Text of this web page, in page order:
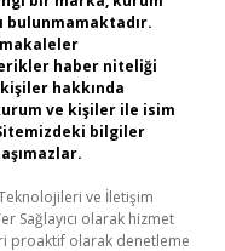
bulunmamaktadır.
makaleler
haber niteliği
hakkında
ve kişiler ile isim
bilgiler
ve İletişim
Sağlayıcı olarak hizmet
proaktif olarak denetleme